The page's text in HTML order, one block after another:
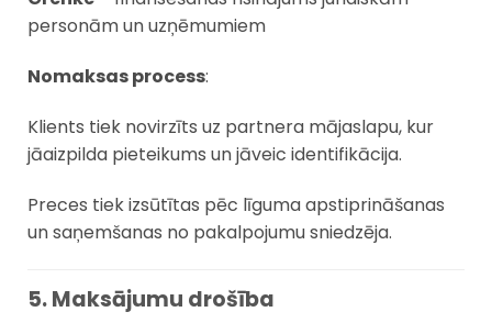
personām un uzņēmumiem
Nomaksas process:
Klients tiek novirzīts uz partnera mājaslapu, kur
jāaizpilda pieteikums un jāveic identifikācija.
Preces tiek izsūtītas pēc līguma apstiprināšanas
un saņemšanas no pakalpojumu sniedzēja.
5. Maksājumu drošība